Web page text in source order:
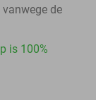
de
is 100%